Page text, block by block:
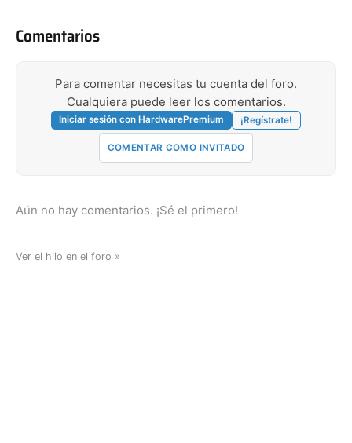
Comentarios
Para comentar necesitas tu cuenta del foro.
Cualquiera puede leer los comentarios.
Iniciar sesión con HardwarePremium ¡Regístrate!
COMENTAR COMO INVITADO
Aún no hay comentarios. ¡Sé el primero!
Ver el hilo en el foro »